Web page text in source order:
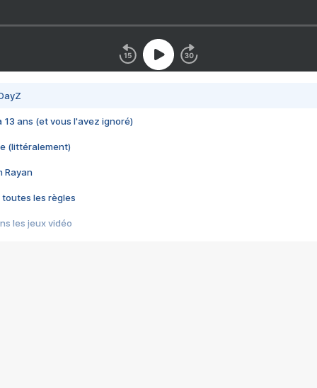
13 ans (et vous l'avez ignoré)
(littéralement)
Rayan
toutes les règles
les jeux vidéo